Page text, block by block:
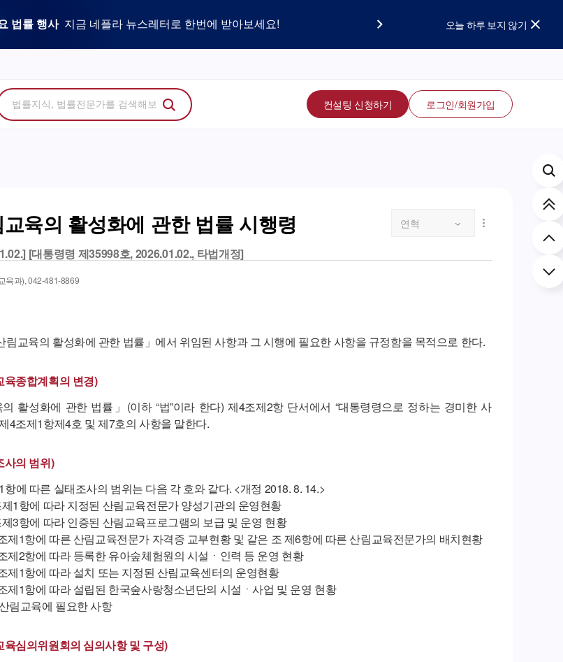
우리 로펌 홈페이지,
팩토리에서 기고문 1개로 매일 연성하세요.
법률 행사 지금 네플라 뉴스레터로 한번에 받아보세요!
리걸독스 와이즈프로 사전등록 신청하기
법률 소비자에게 지금 당신의 브랜드를 보여주세요! 오늘 하루 보지 않기
컨설팅 신청하기 로그인/회원가입
육의 활성화에 관한 법률 시행령 연혁
[대통령령 제35998호, 2026.01.02., 타법개정]
육과), 042-481-8869
림교육의 활성화에 관한 법률」에서 위임된 사항과 그 시행에 필요한 사항을 규정함을 목적으로 한다.
육종합계획의 변경)
의 활성화에 관한 법률」(이하 “법”이라 한다) 제4조제2항 단서에서 “대통령령으로 정하는 경미한 사
4조제1항제4호 및 제7호의 사항을 말한다.
사의 범위)
항에 따른 실태조사의 범위는 다음 각 호와 같다. <개정 2018. 8. 14.>
1항에 따라 지정된 산림교육전문가 양성기관의 운영현황
3항에 따라 인증된 산림교육프로그램의 보급 및 운영 현황
제1항에 따른 산림교육전문가 자격증 교부현황 및 같은 조 제6항에 따른 산림교육전문가의 배치현황
제2항에 따라 등록한 유아숲체험원의 시설ㆍ인력 등 운영 현황
제1항에 따라 설치 또는 지정된 산림교육센터의 운영현황
제1항에 따라 설립된 한국숲사랑청소년단의 시설ㆍ사업 및 운영 현황
림교육에 필요한 사항
육심의위원회의 심의사항 및 구성)